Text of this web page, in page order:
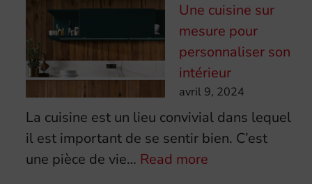
Une cuisine sur
mesure pour
personnaliser son
intérieur
avril 9, 2024
La cuisine est un lieu convivial dans lequel
il est important de se sentir bien. C’est
une pièce de vie… Read more